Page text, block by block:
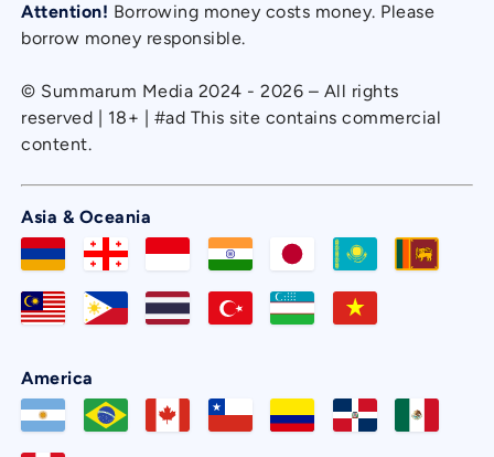
Attention! Borrowing money costs money. Please
borrow money responsible.
© Summarum Media 2024 - 2026 – All rights
reserved | 18+ | #ad This site contains commercial
content.
Asia & Oceania
America